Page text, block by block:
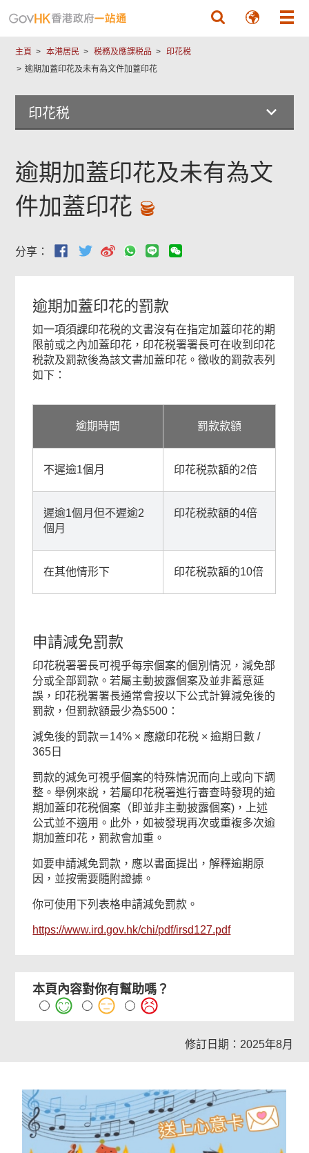
主頁 本港居民 税務及應課税品
印花税
逾期加蓋印花及未有為文件加蓋印花
印花税
逾期加蓋印花及未有為文
件加蓋印花
分享：
逾期加蓋印花的罰款
如一項須課印花税的文書沒有在指定加蓋印花的期
限前或之內加蓋印花，印花税署署長可在收到印花
税款及罰款後為該文書加蓋印花。徵收的罰款表列
如下：
逾期時間 罰款款額
不遲逾1個月 印花税款額的2倍
遲逾1個月但不遲逾2
個月
印花税款額的4倍
在其他情形下 印花税款額的10倍
申請減免罰款
印花税署署長可視乎每宗個案的個別情況，減免部
分或全部罰款。若屬主動披露個案及並非蓄意延
誤，印花税署署長通常會按以下公式計算減免後的
罰款，但罰款額最少為$500：
減免後的罰款＝14% × 應繳印花税 × 逾期日數 /
365日
罰款的減免可視乎個案的特殊情況而向上或向下調
整。舉例來說，若屬印花税署進行審查時發現的逾
期加蓋印花税個案（即並非主動披露個案)，上述
公式並不適用。此外，如被發現再次或重複多次逾
期加蓋印花，罰款會加重。
如要申請減免罰款，應以書面提出，解釋逾期原
因，並按需要隨附證據。
你可使用下列表格申請減免罰款。
https://www.ird.gov.hk/chi/pdf/irsd127.pdf
本頁內容對你有幫助嗎？
修訂日期：2025年8月